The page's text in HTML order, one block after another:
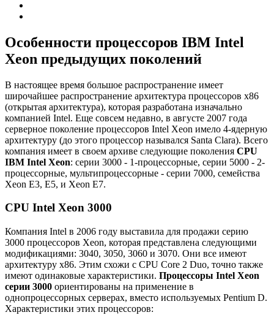
Особенности процессоров IBM Intel
Xeon предыдущих поколений
В настоящее время большое распространение имеет
широчайшее распространение архитектура процессоров x86
(открытая архитектура), которая разработана изначально
компанией Intel. Еще совсем недавно, в августе 2007 года
серверное поколение процессоров Intel Xeon имело 4-ядерную
архитектуру (до этого процессор назывался Santa Clara). Всего
компания имеет в своем архиве следующие поколения CPU
IBM Intel Xeon: серии 3000 - 1-процессорные, серии 5000 - 2-
процессорные, мультипроцессорные - серии 7000, семейства
Xeon E3, E5, и Xeon E7.
CPU Intel Xeon 3000
Компания Intel в 2006 году выставила для продажи серию
3000 процессоров Xeon, которая представлена следующими
модификациями: 3040, 3050, 3060 и 3070. Они все имеют
архитектуру x86. Этим схожи с CPU Core 2 Duo, точно также
имеют одинаковые характеристики. Процессоры Intel Xeon
серии 3000 ориентированы на применение в
однопроцессорных серверах, вместо используемых Pentium D.
Характеристики этих процессоров: